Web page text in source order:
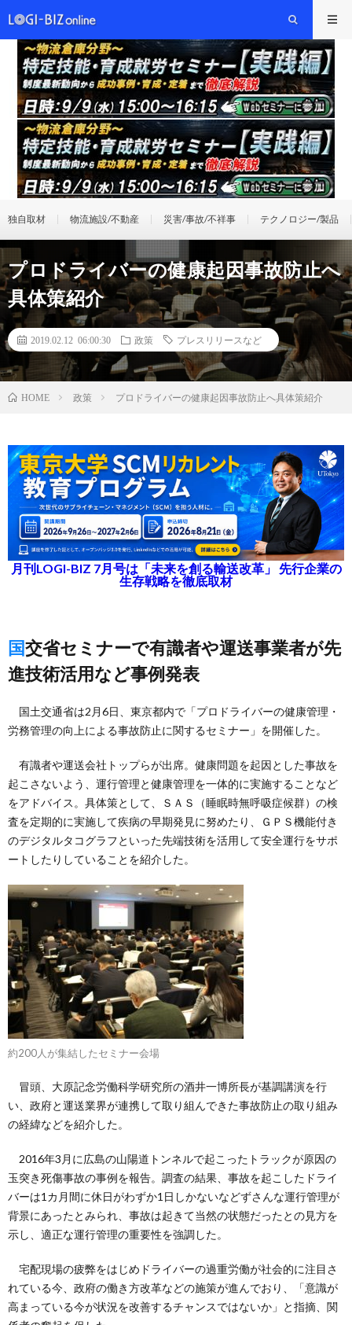
独自取材 物流施設/不動産 災害/事故/不祥事 テクノロジー/製品
プロドライバーの健康起因事故防止へ
具体策紹介
2019.02.12 06:00:30 政策 プレスリリースなど
HOME 政策 プロドライバーの健康起因事故防止へ具体策紹介
月刊LOGI-BIZ 7月号は「未来を創る輸送改革」 先行企業の
生存戦略を徹底取材
国交省セミナーで有識者や運送事業者が先
進技術活用など事例発表
国土交通省は2月6日、東京都内で「プロドライバーの健康管理・
労務管理の向上による事故防止に関するセミナー」を開催した。
有識者や運送会社トップらが出席。健康問題を起因とした事故を
起こさないよう、運行管理と健康管理を一体的に実施することなど
をアドバイス。具体策として、ＳＡＳ（睡眠時無呼吸症候群）の検
査を定期的に実施して疾病の早期発見に努めたり、ＧＰＳ機能付き
のデジタルタコグラフといった先端技術を活用して安全運行をサポ
ートしたりしていることを紹介した。
約200人が集結したセミナー会場
冒頭、大原記念労働科学研究所の酒井一博所長が基調講演を行
い、政府と運送業界が連携して取り組んできた事故防止の取り組み
の経緯などを紹介した。
2016年3月に広島の山陽道トンネルで起こったトラックが原因の
玉突き死傷事故の事例を報告。調査の結果、事故を起こしたドライ
バーは1カ月間に休日がわずか1日しかないなどずさんな運行管理が
背景にあったとみられ、事故は起きて当然の状態だったとの見方を
示し、適正な運行管理の重要性を強調した。
宅配現場の疲弊をはじめドライバーの過重労働が社会的に注目さ
れている今、政府の働き方改革などの施策が進んでおり、「意識が
高まっている今が状況を改善するチャンスではないか」と指摘、関